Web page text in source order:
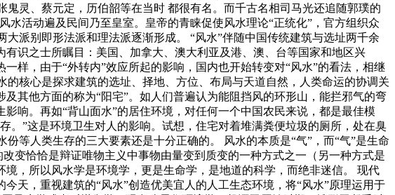
灵、蔡元定，历伯韶等在当时 都很有名。而千古名相司马光还追随郭璞的
活动遍及民间乃至皇室。皇帝的青睐促使风水理论“正统化”，官方组织众
派别即形法派和理法派逐渐形成。 “风水”伴随中国传统建筑与选址两千余
识之士所瞩目：美国、加拿大、澳大利亚及港、澳、台等国家和地区兴
样，由于“外转内”效应所起的影响，国内也开始转变对“风水”的看法，相继
核心是探求建筑的选址、择地、方位、布局与天道自然，人类命运的协调关
其他方面的称为“阳宅”。如人们普遍认为能阻挡风的环形山，能拦邪气的弯
响。再如“背山面水”的居住环境，对任何一个中国农民来说，都是最佳模
。”这是环境卫生对人的影响。试想，住宅对着堆满粪便垃圾的厕所，处在臭
等人类生存的三大要素还是十分正确的。 风水的本质是“气”，而“气”是生命
变恰恰是辩证唯物主义中事物由量变到质变的一种方式之一（另一种方式是
，所以风水学是环境学，更是生命学，是地道的科学，而绝非迷信。 现代
天，重视建筑的“风水”创造优美宜人的人工生态环境，将“风水”原理运用于